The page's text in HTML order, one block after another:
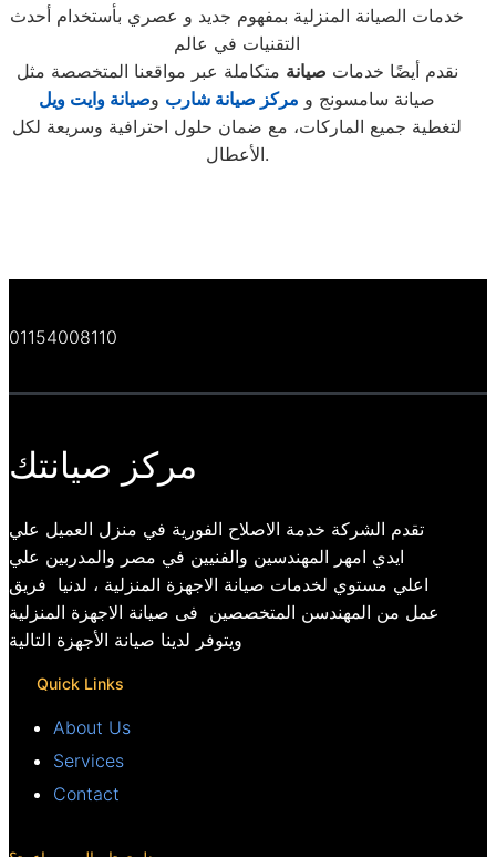
خدمات الصيانة المنزلية بمفهوم جديد و عصري بأستخدام أحدث
التقنيات في عالم
نقدم أيضًا خدمات صيانة متكاملة عبر مواقعنا المتخصصة مثل
صيانة سامسونج و مركز صيانة شارب وصيانة وايت ويل
لتغطية جميع الماركات، مع ضمان حلول احترافية وسريعة لكل
الأعطال.
01154008110
مركز صيانتك
تقدم الشركة خدمة الاصلاح الفورية في منزل العميل علي
ايدي امهر المهندسين والفنيين في مصر والمدربين علي
اعلي مستوي لخدمات صيانة الاجهزة المنزلية ، لدنيا فريق
عمل من المهندسن المتخصصين فى صيانة الاجهزة المنزلية
ويتوفر لدينا صيانة الأجهزة التالية
Quick Links
About Us
Services
Contact